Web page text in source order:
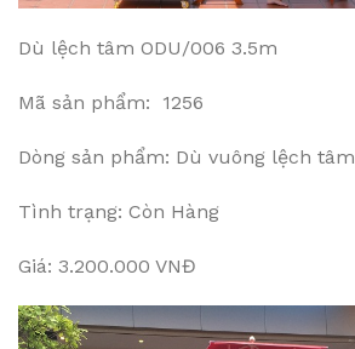
Dù lệch tâm ODU/006 3.5m
Mã sản phẩm: 1256
Dòng sản phẩm: Dù vuông lệch tâm
Tình trạng: Còn Hàng
Giá: 3.200.000 VNĐ